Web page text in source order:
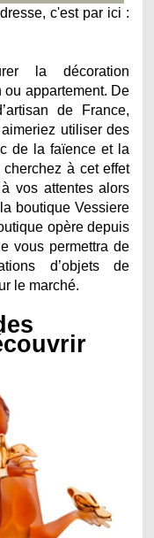
c'est par ici :
la décoration
ou appartement. De
de France,
utiliser des
de la faïence et la
à cet effet
vos attentes alors
boutique Vessiere
opère depuis
vous permettra de
d’objets de
le marché.